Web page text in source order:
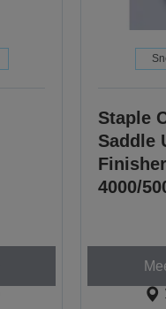
Staple
Saddle
4000/